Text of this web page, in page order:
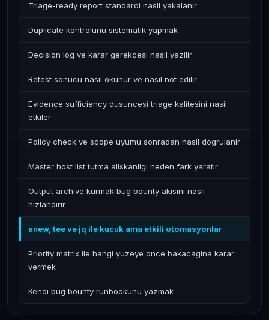
Triage-ready report standardi nasil yakalanir
Duplicate kontrolunu sistematik yapmak
Decision log ve karar gerekcesi nasil yazilir
Retest sonucu nasil okunur ve nasil not edilir
Evidence sufficiency dusuncesi triage kalitesini nasil
etkiler
Policy check ve scope uyumu sonradan nasil dogrulanir
Master host list tutma aliskanligi neden fark yaratir
Output archive kurmak bug bounty akisini nasil
hizlandirir
anew, tee ve jq ile kucuk ama etkili otomasyonlar
Priority matrix ile hangi yuzeye once bakacagina karar
vermek
Kendi bug bounty runbookunu yazmak